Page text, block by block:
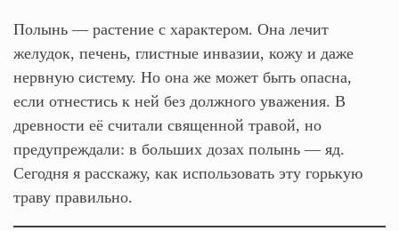
Полынь — растение с характером. Она лечит
желудок, печень, глистные инвазии, кожу и даже
нервную систему. Но она же может быть опасна,
если отнестись к ней без должного уважения. В
древности её считали священной травой, но
предупреждали: в больших дозах полынь — яд.
Сегодня я расскажу, как использовать эту горькую
траву правильно.